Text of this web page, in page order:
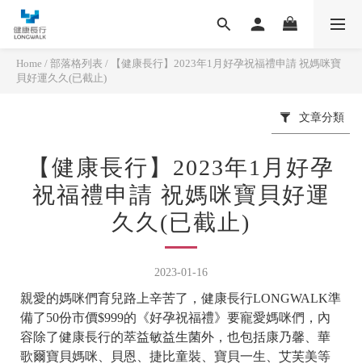
Home / 部落格列表 /
【健康長行】2023年1月好孕祝福禮申請 祝媽咪寶
貝好運久久(已截止)
文章分類
【健康長行】2023年1月好孕
祝福禮申請 祝媽咪寶貝好運
久久(已截止)
2023-01-16
親愛的媽咪們育兒路上辛苦了，健康長行LONGWALK準
備了50份市價$999的《好孕祝福禮》要寵愛媽咪們，內
容除了健康長行的萃益敏益生菌外，也包括康乃馨 、華
歌爾寶貝媽咪、貝恩、捷比童裝、寶貝一生、艾芙美等